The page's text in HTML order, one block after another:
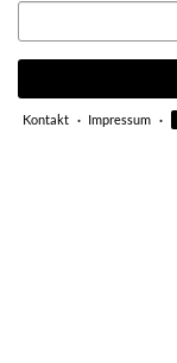
E-
Mail
Kontakt Impressum